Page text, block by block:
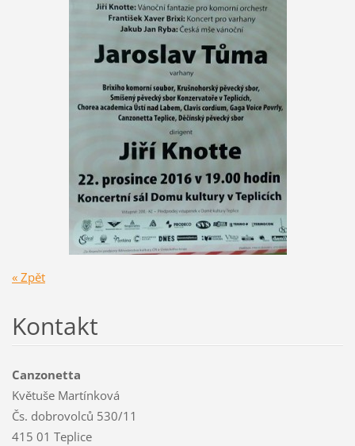
« Zpět
Kontakt
Canzonetta
Květuše Martínková
Čs. dobrovolců 530/11
415 01 Teplice